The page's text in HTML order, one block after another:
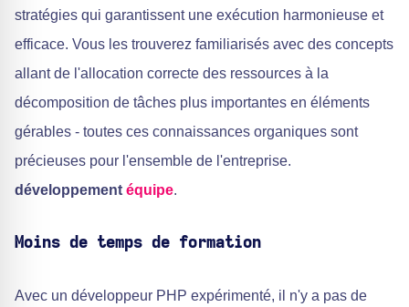
stratégies qui garantissent une exécution harmonieuse et
efficace. Vous les trouverez familiarisés avec des concepts
allant de l'allocation correcte des ressources à la
décomposition de tâches plus importantes en éléments
gérables - toutes ces connaissances organiques sont
précieuses pour l'ensemble de l'entreprise.
développement équipe.
Moins de temps de formation
Avec un développeur PHP expérimenté, il n'y a pas de